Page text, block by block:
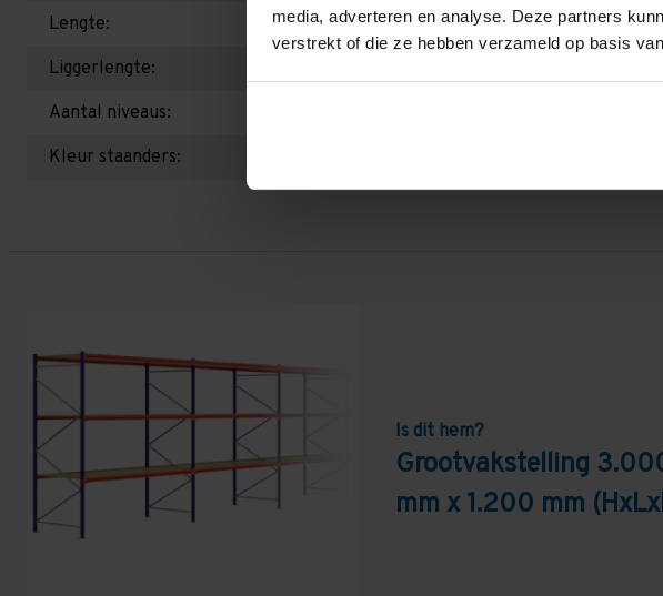
media, adverteren en analyse. Deze partners
verstrekt of die ze hebben verzameld op basis
Lengte:
24.900 mm
Liggerlengte:
Aantal niveaus:
Kleur staanders:
Is dit hem?
Grootvakstelling
mm x 1.200 mm